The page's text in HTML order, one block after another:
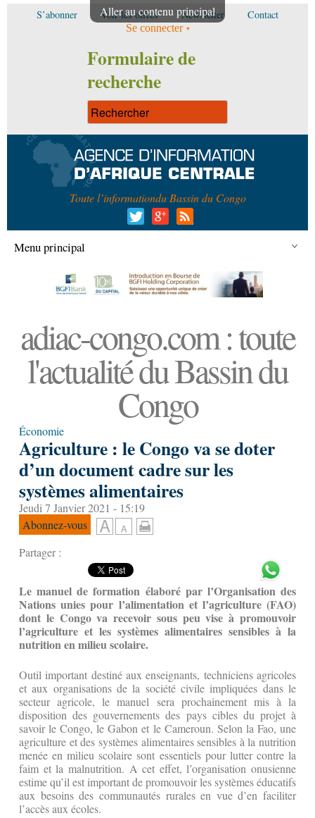
Aller au contenu principal
S’abonner Voir les offres Newsletter Contact
Se connecter
Formulaire de
recherche
Toute l’informationdu Bassin du Congo
Menu principal
adiac-congo.com : toute
l'actualité du Bassin du
Congo
Économie
Agriculture : le Congo va se doter
d’un document cadre sur les
systèmes alimentaires
Jeudi 7 Janvier 2021 - 15:19
Abonnez-vous
Partager :
Le manuel de formation élaboré par l’Organisation des
Nations unies pour l’alimentation et l’agriculture (FAO)
dont le Congo va recevoir sous peu vise à promouvoir
l’agriculture et les systèmes alimentaires sensibles à la
nutrition en milieu scolaire.
Outil important destiné aux enseignants, techniciens agricoles
et aux organisations de la société civile impliquées dans le
secteur agricole, le manuel sera prochainement mis à la
disposition des gouvernements des pays cibles du projet à
savoir le Congo, le Gabon et le Cameroun. Selon la Fao, une
agriculture et des systèmes alimentaires sensibles à la nutrition
menée en milieu scolaire sont essentiels pour lutter contre la
faim et la malnutrition. A cet effet, l’organisation onusienne
estime qu’il est important de promouvoir les systèmes éducatifs
aux besoins des communautés rurales en vue d’en faciliter
l’accès aux écoles.